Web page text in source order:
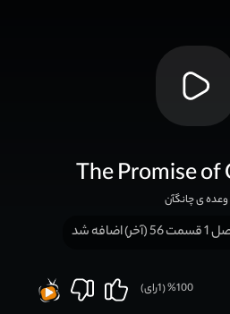
The Promise of
وعده ی چانگآن
(آخر) اضافه شد
100
% (
1رای)